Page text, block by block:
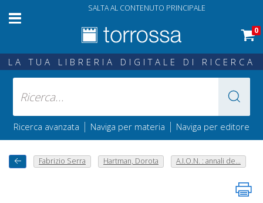
SALTA AL CONTENUTO PRINCIPALE
0
LA TUA LIBRERIA DIGITALE DI RICERCA
Ricerca avanzata | Naviga per materia | Naviga per editore
Fabrizio Serra Hartman, Dorota A.I.O.N. : annali de...